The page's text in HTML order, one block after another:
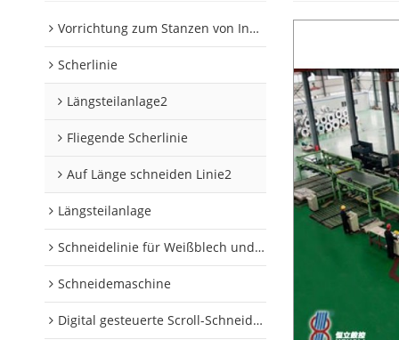
Vorrichtung zum Stanzen von Innen-/Außenplatinen im Automobilbereich
Scherlinie
Längsteilanlage2
Fliegende Scherlinie
Auf Länge schneiden Linie2
Längsteilanlage
Schneidelinie für Weißblech und Aluminiumschnecken
Schneidemaschine
Digital gesteuerte Scroll-Schneidelinie